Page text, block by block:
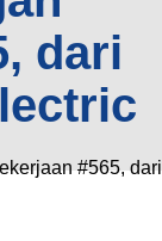
dari
#565, dari